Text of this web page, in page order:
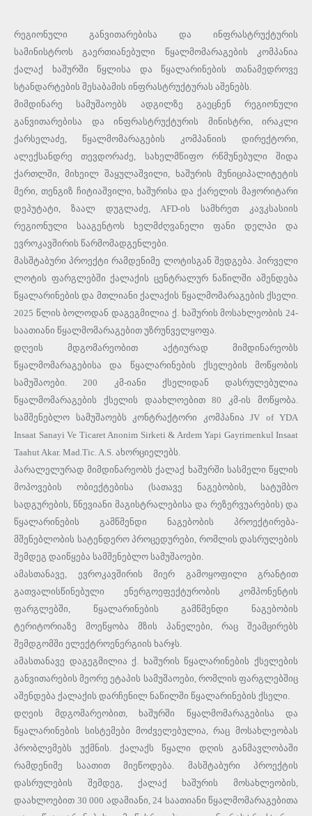
რეგიონული განვითარებისა და ინფრასტრუქტურის
სამინისტროს გაერთიანებული წყალმომარაგების კომპანია
ქალაქ ხაშურში წყლისა და წყალარინების თანამედროვე
სტანდარტების შესაბამის ინფრასტრუქტურას აშენებს.
მიმდინარე სამუშაოებს ადგილზე გაეცნენ რეგიონული
განვითარებისა და ინფრასტრუქტურის მინისტრი, ირაკლი
ქარსელაძე, წყალმომარაგების კომპანიის დირექტორი,
ალექსანდრე თევდორაძე, სახელმწიფო რწმუნებული შიდა
ქართლში, მიხეილ შაყულაშვილი, ხაშურის მუნიციპალიტეტის
მერი, თენგიზ ჩიტიაშვილი, ხაშურისა და ქარელის მაჟორიტარი
დეპუტატი, ზაალ დუგლაძე, AFD-ის სამხრეთ კავკსასიის
რეგიონული სააგენტოს ხელმძღვანელი ფანი დელპი და
ევროკავშირის წარმომადგენლები.
მასშტაბური პროექტი რამდენიმე ლოტისგან შედგება. პირველი
ლოტის ფარგლებში ქალაქის ცენტრალურ ნაწილში აშენდება
წყალარინების და მთლიანი ქალაქის წყალმომარაგების ქსელი.
2025 წლის ბოლოდან დაგეგმილია ქ. ხაშურის მოსახლეობის 24-
საათიანი წყალმომარაგებით უზრუნველყოფა.
დღეის მდგომარეობით აქტიურად მიმდინარეობს
წყალმომარაგებისა და წყალარინების ქსელების მოწყობის
სამუშაოები. 200 კმ-იანი ქსელიდან დასრულებულია
წყალმომარაგების ქსელის დაახლოებით 80 კმ-ის მოწყობა.
სამშენებლო სამუშაოებს კონტრაქტორი კომპანია JV of YDA
Insaat Sanayi Ve Ticaret Anonim Sirketi & Ardem Yapi Gayrimenkul Insaat
Taahut Akar. Mad.Tic. A.S. ახორციელებს.
პარალელურად მიმდინარეობს ქალაქ ხაშურში სასმელი წყლის
მოპოვების ობიექტებისა (სათავე ნაგებობის, სატუმბო
სადგურების, წნევიანი მაგისტრალებისა და რეზერვუარების) და
წყალარინების გამწმენდი ნაგებობის პროექტირება-
მშენებლობის სატენდერო პროცედურები, რომლის დასრულების
შემდეგ დაიწყება სამშენებლო სამუშაოები.
ამასთანავე, ევროკავშირის მიერ გამოყოფილი გრანტით
გათვალისწინებული ენერგოეფექტურობის კომპონენტის
ფარგლებში, წყალარინების გამწმენდი ნაგებობის
ტერიტორიაზე მოეწყობა მზის პანელები, რაც შეამცირებს
შემდგომში ელექტროენერგიის ხარჯს.
ამასთანავე დაგეგმილია ქ. ხაშურის წყალარინების ქსელების
განვითარების მეორე ეტაპის სამუშაოები, რომლის ფარგლებშიც
აშენდება ქალაქის დარჩენილ ნაწილში წყალარინების ქსელი.
დღეის მდგომარეობით, ხაშურში წყალმომარაგებისა და
წყალარინების სისტემები მოძველებულია, რაც მოსახლეობას
პრობლემებს უქმნის. ქალაქს წყალი დღის განმავლობაში
რამდენიმე საათით მიეწოდება. მასშტაბური პროექტის
დასრულების შემდეგ, ქალაქ ხაშურის მოსახლეობის,
დაახლოებით 30 000 ადამიანი, 24 საათიანი წყალმომარაგებითა